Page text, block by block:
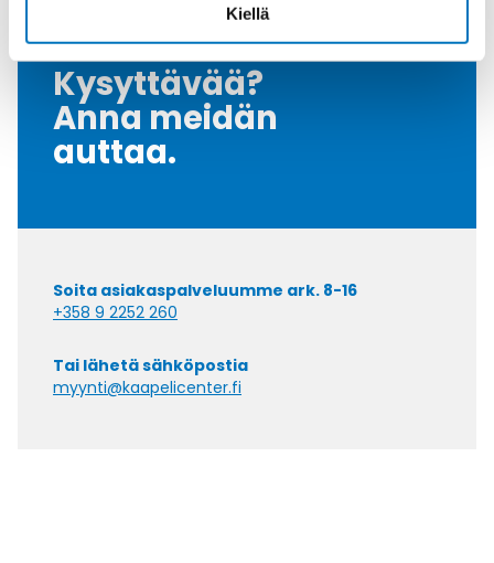
Kiellä
Kysyttävää?
Anna meidän
auttaa.
Soita asiakaspalveluumme ark. 8-16
+358 9 2252 260
Tai lähetä sähköpostia
myynti@kaapelicenter.fi